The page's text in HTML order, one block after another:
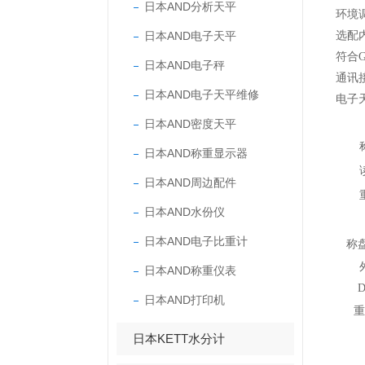
日本AND分析天平
日本AND电子天平
日本AND电子秤
日本AND电子天平维修
日本AND密度天平
日本AND称重显示器
日本AND周边配件
日本AND水份仪
日本AND电子比重计
日本AND称重仪表
日本AND打印机
日本KETT水分计
环境
选配
符合
通讯
电子
称